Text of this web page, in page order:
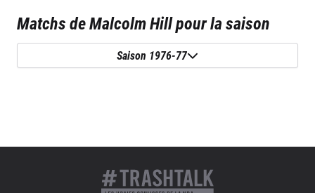
Matchs deMalcolm Hillpour la saison
Saison 1976-77